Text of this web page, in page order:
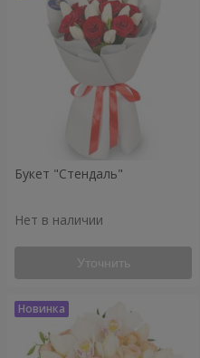
Букет "Стендаль"
Нет в наличии
Уточнить